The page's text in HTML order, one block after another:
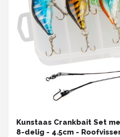
Kunstaas Crankbait Set
8-delig - 4.5cm -